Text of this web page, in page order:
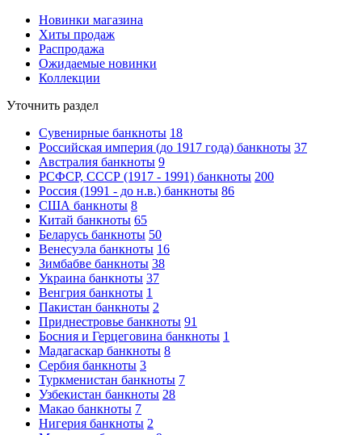
Новинки магазина
Хиты продаж
Распродажа
Ожидаемые новинки
Коллекции
Уточнить раздел
Сувенирные банкноты 18
Российская империя (до 1917 года) банкноты 37
Австралия банкноты 9
РСФСР, СССР (1917 - 1991) банкноты 200
Россия (1991 - до н.в.) банкноты 86
США банкноты 8
Китай банкноты 65
Беларусь банкноты 50
Венесуэла банкноты 16
Зимбабве банкноты 38
Украина банкноты 37
Венгрия банкноты 1
Пакистан банкноты 2
Приднестровье банкноты 91
Босния и Герцеговина банкноты 1
Мадагаскар банкноты 8
Сербия банкноты 3
Туркменистан банкноты 7
Узбекистан банкноты 28
Макао банкноты 7
Нигерия банкноты 2